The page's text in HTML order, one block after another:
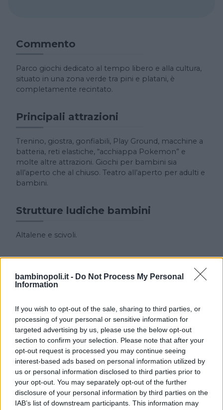
bambinopoli.it - Do Not Process My Personal
Information
If you wish to opt-out of the sale, sharing to third parties, or
processing of your personal or sensitive information for
targeted advertising by us, please use the below opt-out
section to confirm your selection. Please note that after your
opt-out request is processed you may continue seeing
interest-based ads based on personal information utilized by
us or personal information disclosed to third parties prior to
your opt-out. You may separately opt-out of the further
disclosure of your personal information by third parties on the
IAB’s list of downstream participants. This information may
Commento
Parco giochi dedicato al tempo libero e alla cultura,
situato in una zona verde tra pini e platani, è
completamente recintato.
Principali attrazioni
Trenino, giostra, gonfiabili, Play Ground, macchine a
batteria, reti elastiche, “acchiappa Pokemon” e
molte altre attrazioni. Giochi per bambini sia
all’aperto che al chiuso. Teatro all’aperto per adulti e
bambini.
Strutture ludiche bambini
Altalene e scivoli.
Animazione
Saggi di ginnastica, sfilate di moda. Corsi di
Servizi
Strutture sportive: campo da basket, pattinaggio,
pallavolo e calcetto, bocciodromo e ping-pong ad
uso gratuito.
Descrizione Feste